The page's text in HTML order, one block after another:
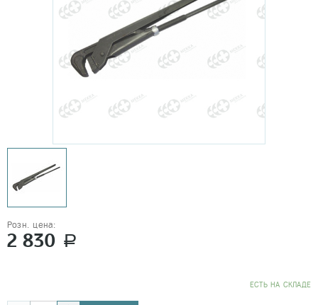
Розн. цена:
2 830 a
EСТЬ НА СКЛАДЕ